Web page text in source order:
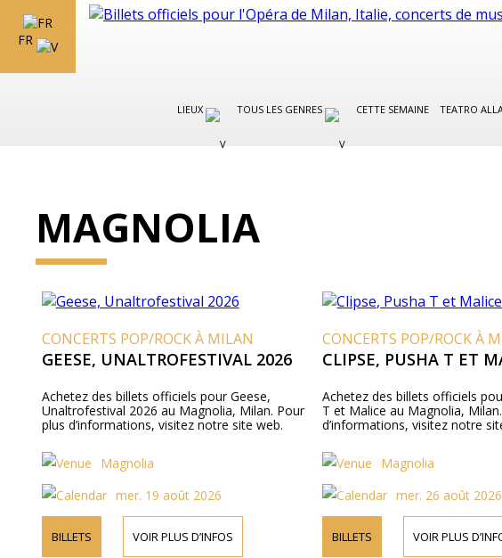
FR
LIEUX TOUS LES GENRES CETTE SEMAINE TEATRO
MAGNOLIA
CONCERTS POP/ROCK À MILAN
GEESE, UNALTROFESTIVAL 2026
Achetez des billets officiels pour Geese,
Unaltrofestival 2026 au Magnolia, Milan. Pour
plus d’informations, visitez notre site web.
Magnolia
mer. 19 août 2026
BILLETS VOIR PLUS D’INFOS
CONCERTS POP/ROCK À
CLIPSE, PUSHA T ET
Achetez des billets officiels
T et Malice au Magnolia,
d’informations, visitez notre
Magnolia
mer. 26 août 2026
BILLETS VOIR PLUS